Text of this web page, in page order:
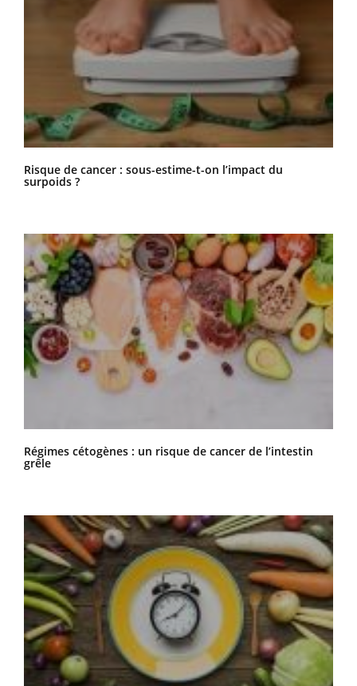
Risque de cancer : sous-estime-t-on l’impact du
surpoids ?
Régimes cétogènes : un risque de cancer de l’intestin
grêle